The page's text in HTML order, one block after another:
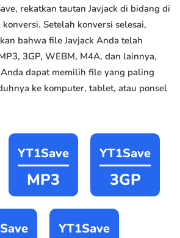
rekatkan tautan Javjack di bidang di
Setelah konversi selesai,
bahwa file Javjack Anda telah
3GP, WEBM, M4A, dan lainnya,
dapat memilih file yang paling
ke komputer, tablet, atau ponsel
YT1Save
MP3
YT1Save
3GP
YT1Save